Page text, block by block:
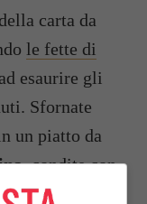
carta da
le fette di
esaurire gli
Sfornate
un piatto da
, condite con